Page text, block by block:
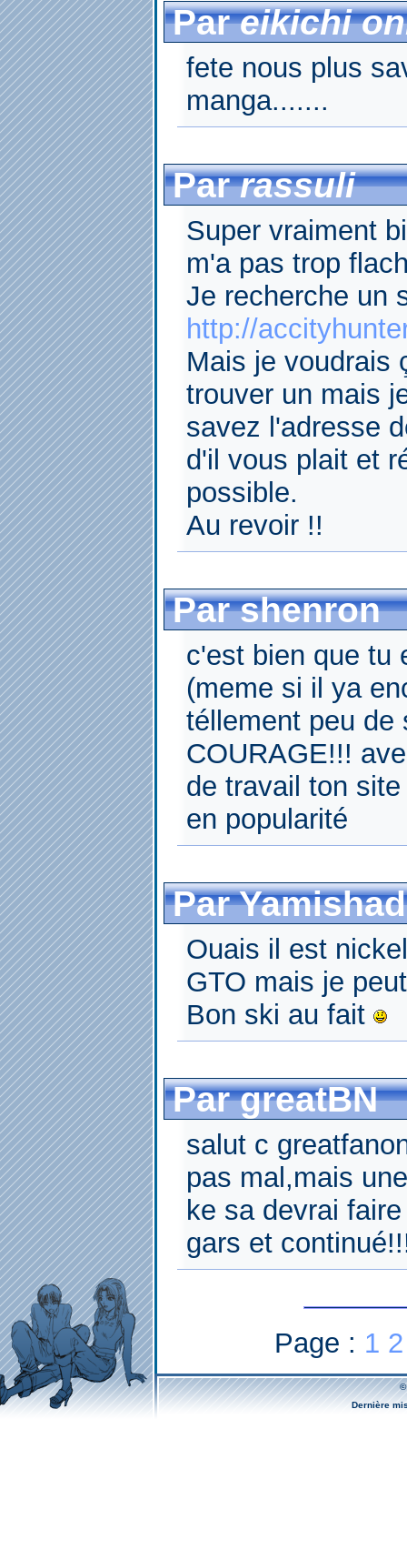
Pareikichi
fete nous plus
manga.......
Parrassuli
Super vraiment
m'a pas trop
Je recherche un
http://
Mais je voudrais
trouver un mais
savez l'adresse
d'il vous plait et
possible.
Au revoir !!
Par shenron
c'est bien que tu
(meme si il ya
téllement peu de
COURAGE!!!
de travail ton
en popularité
Par
Ouais il est
GTO mais je
Bon ski au fait
Par greatBN
salut c
pas mal,mais
ke sa devrai
gars et
Page : 1 2
©
Dernière